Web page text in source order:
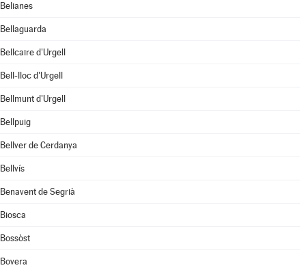
Belianes
Bellaguarda
Bellcaire d'Urgell
Bell-lloc d'Urgell
Bellmunt d'Urgell
Bellpuig
Bellver de Cerdanya
Bellvís
Benavent de Segrià
Biosca
Bossòst
Bovera